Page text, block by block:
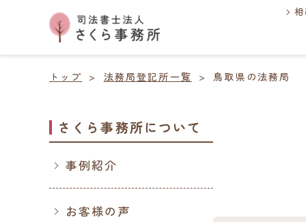
トップ 法務局登記所一覧 鳥取県の法務局
さくら事務所について
事例紹介
お客様の声